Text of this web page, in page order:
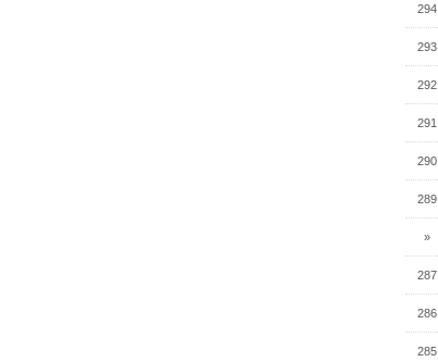
294
293
292
291
290
289
»
287
286
285